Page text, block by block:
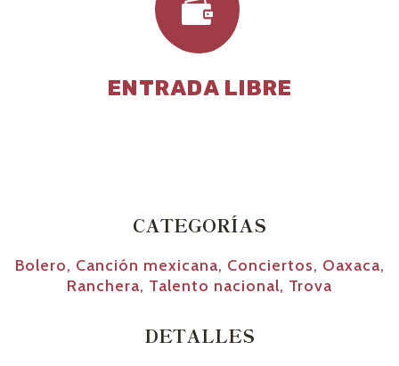

ENTRADA LIBRE
CATEGORÍAS
Bolero, Canción mexicana, Conciertos, Oaxaca,
Ranchera, Talento nacional, Trova
DETALLES